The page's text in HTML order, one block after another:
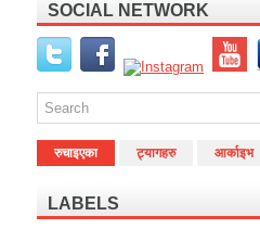
SOCIAL NETWORK
रुचाइएका ट्यागहरु आर्काइभ
LABELS